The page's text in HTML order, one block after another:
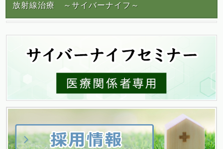
ナ
ビ
ー
シ
放射線治療 ～サイバーナイフ～